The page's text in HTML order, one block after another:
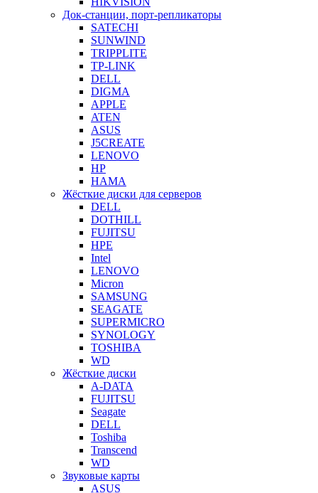
Док-станции, порт-репликаторы
SATECHI
SUNWIND
TRIPPLITE
TP-LINK
DELL
DIGMA
APPLE
ATEN
ASUS
J5CREATE
LENOVO
HP
HAMA
Жёсткие диски для серверов
DELL
DOTHILL
FUJITSU
HPE
Intel
LENOVO
Micron
SAMSUNG
SEAGATE
SUPERMICRO
SYNOLOGY
TOSHIBA
WD
Жёсткие диски
A-DATA
FUJITSU
Seagate
DELL
Toshiba
Transcend
WD
Звуковые карты
ASUS